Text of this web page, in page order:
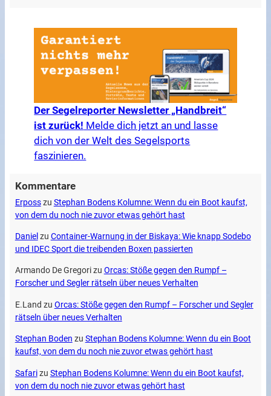
Der Segelreporter Newsletter „Handbreit“
ist zurück! Melde dich jetzt an und lasse
dich von der Welt des Segelsports
faszinieren.
Kommentare
Erposszu Stephan Bodens Kolumne: Wenn du ein Boot kaufst,
von dem du noch nie zuvor etwas gehört hast
Daniel zu Container-Warnung in der Biskaya: Wie knapp Sodebo
und IDEC Sport die treibenden Boxen passierten
Armando De Gregorizu Orcas: Stöße gegen den Rumpf –
Forscher und Segler rätseln über neues Verhalten
E.Land zu Orcas: Stöße gegen den Rumpf – Forscher und Segler
rätseln über neues Verhalten
Stephan Boden zu Stephan Bodens Kolumne: Wenn du ein Boot
kaufst, von dem du noch nie zuvor etwas gehört hast
Safarizu Stephan Bodens Kolumne: Wenn du ein Boot kaufst,
von dem du noch nie zuvor etwas gehört hast